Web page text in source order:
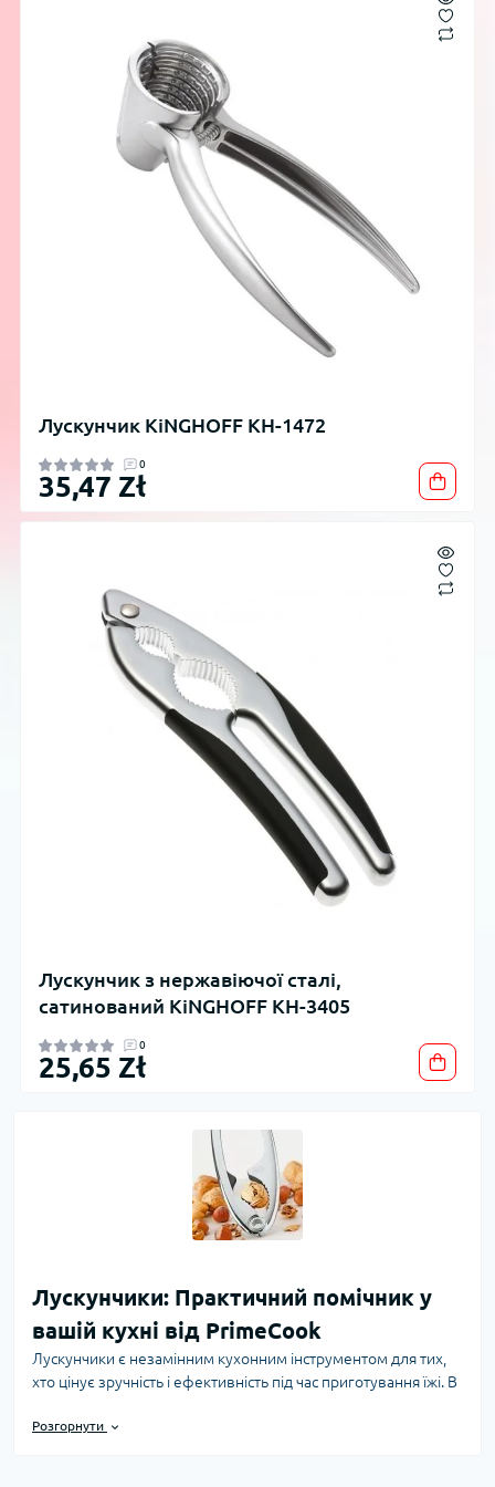
Лускунчик KiNGHOFF KH-1472
0
35,47 Zł
Лускунчик з нержавіючої сталі,
сатинований KiNGHOFF KH-3405
0
25,65 Zł
Лускунчики: Практичний помічник у
вашій кухні від PrimeCook
Лускунчики є незамінним кухонним інструментом для тих,
хто цінує зручність і ефективність під час приготування їжі. В
лускунчиків, які допоможуть швидко та без зусиль очистити
Розгорнути